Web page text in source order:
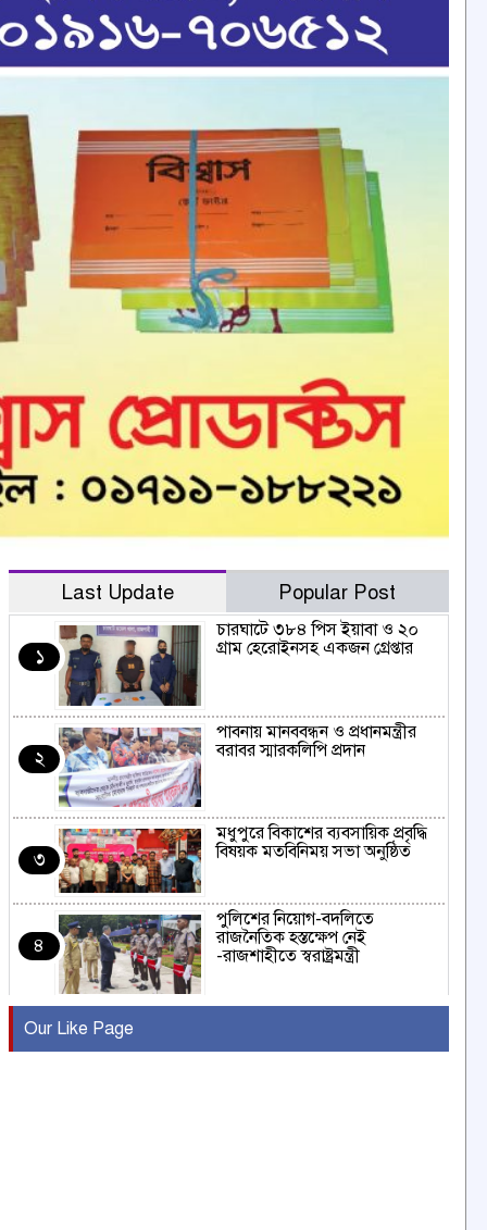
Last Update Popular Post
১
চারঘাটে ৩৮৪ পিস ইয়াবা ও ২০
গ্রাম হেরোইনসহ একজন গ্রেপ্তার
২
পাবনায় মানববন্ধন ও প্রধানমন্ত্রীর
বরাবর স্মারকলিপি প্রদান
৩
মধুপুরে বিকাশের ব্যবসায়িক প্রবৃদ্ধি
বিষয়ক মতবিনিময় সভা অনুষ্ঠিত
৪
পুলিশের নিয়োগ-বদলিতে
রাজনৈতিক হস্তক্ষেপ নেই
-রাজশাহীতে স্বরাষ্ট্রমন্ত্রী
৫
Our Like Page